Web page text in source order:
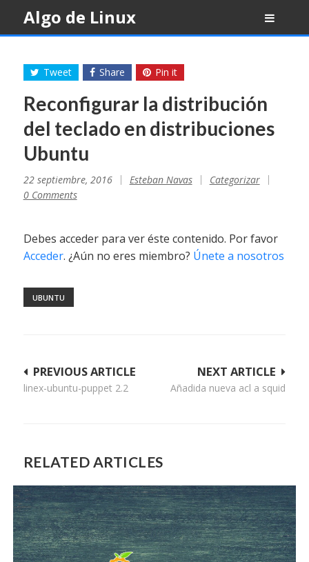
content
Algo de Linux
Tweet Share Pin it
Reconfigurar la distribución
del teclado en distribuciones
Ubuntu
22 septiembre, 2016 Esteban Navas
Categorizar
0 Comments
Debes acceder para ver éste contenido. Por favor
Acceder. ¿Aún no eres miembro? Únete a nosotros
UBUNTU
Navegación
de
NEXT ARTICLE
Añadida nueva acl a squid
PREVIOUS ARTICLE
linex-ubuntu-puppet 2.2
RELATED ARTICLES